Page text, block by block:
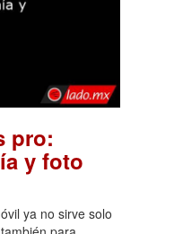
pro:
y foto
ya no sirve solo